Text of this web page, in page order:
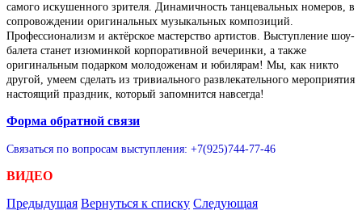
самого искушенного зрителя. Динамичность танцевальных номеров, в
сопровождении оригинальных музыкальных композиций.
Профессионализм и актёрское мастерство артистов. Выступление шоу-
балета станет изюминкой корпоративной вечеринки, а также
оригинальным подарком молодоженам и юбилярам! Мы, как никто
другой, умеем сделать из тривиального развлекательного мероприятия
настоящий праздник, который запомнится навсегда!
Форма обратной связи
Связаться по вопросам выступления: +7(925)744-77-46
ВИДЕО
Предыдущая Вернуться к списку Следующая